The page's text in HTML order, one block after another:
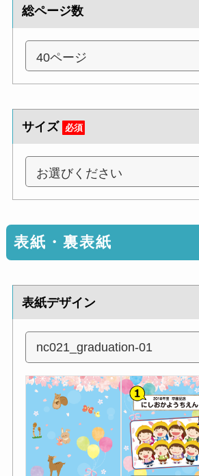
総ページ数
サイズ 必須
表紙・裏表紙
表紙デザイン